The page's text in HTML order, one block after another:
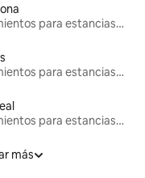
Alojamientos para estancias largas
Alojamientos para estancias largas
Alojamientos para estancias largas
más